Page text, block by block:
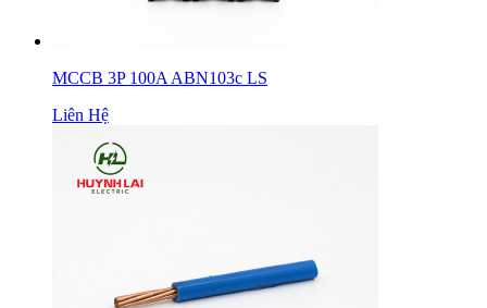
MCCB 3P 100A ABN103c LS
Liên Hệ